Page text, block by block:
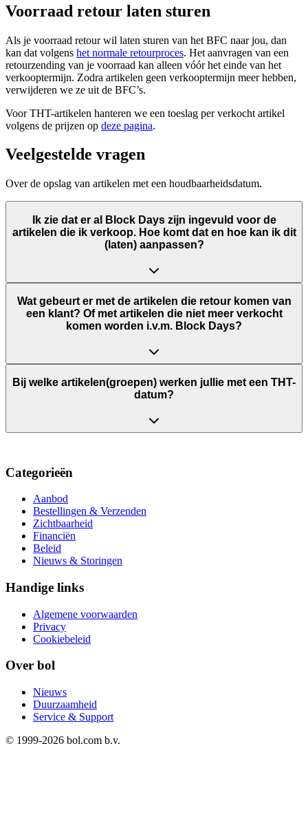
Voorraad retour laten sturen
Als je voorraad retour wil laten sturen van het BFC naar jou, dan
kan dat volgens het normale retourproces. Het aanvragen van een
retourzending van je voorraad kan alleen vóór het einde van het
verkooptermijn. Zodra artikelen geen verkooptermijn meer hebben,
verwijderen we ze uit de BFC’s.
Voor THT-artikelen hanteren we een toeslag per verkocht artikel
volgens de prijzen op deze pagina.
Veelgestelde vragen
Over de opslag van artikelen met een houdbaarheidsdatum.
Ik zie dat er al Block Days zijn ingevuld voor de
artikelen die ik verkoop. Hoe komt dat en hoe kan ik dit
(laten) aanpassen?
Wat gebeurt er met de artikelen die retour komen van
een klant? Of met artikelen die niet meer verkocht
komen worden i.v.m. Block Days?
Bij welke artikelen(groepen) werken jullie met een THT-
datum?
Categorieën
Aanbod
Bestellingen & Verzenden
Zichtbaarheid
Financiën
Beleid
Nieuws & Storingen
Handige links
Algemene voorwaarden
Privacy
Cookiebeleid
Over bol
Nieuws
Duurzaamheid
Service & Support
© 1999-2026 bol.com b.v.